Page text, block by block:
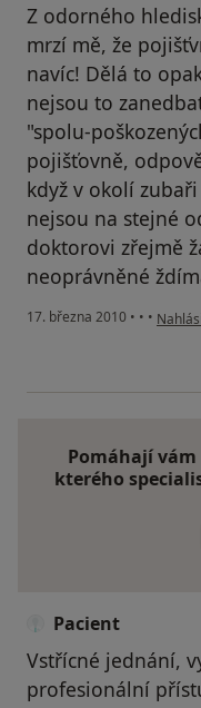
Z odorného
mrzí mě, že
navíc! Dělá to
nejsou to
"spolu-
pojišťovně,
když v okolí
nejsou na stejné
doktorovi zřejmě
neoprávněné
17. března 2010 • • • podle
Pomáhají
kterého
Pacient
Vstřícné jednání,
profesionální